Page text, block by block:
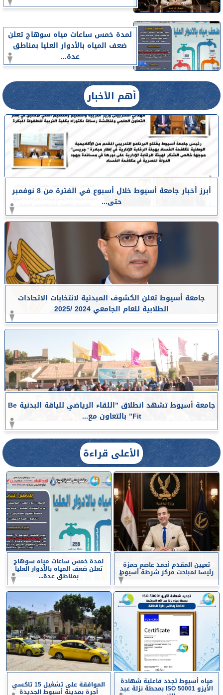
لمدة خمس ساعات مياه سوهاج تعلن
ضعف المياه بالأدوار العليا بمناطق
عدة...
أهم الأخبار
أبرز أخبار جامعة أسيوط خلال أسبوع في الفترة من 8 نوفمبر
حتى...
جامعة أسيوط تعلن الكشوف المبدئية لانتخابات الاتحادات
الطلابية للعام الجامعي 2024 /2025
جامعة أسيوط تشهد انطلاق ”اللقاء الرياضي للياقة البدنية Be
Fit” بالتعاون مع...
الأعلى قراءة
تعيين المقدم أحمد عاصم حمزة
رئيسا لمباحث مركز شرطة أسيوط
لمدة خمس ساعات مياه سوهاج
تعلن ضعف المياه بالأدوار العليا
بمناطق عدة...
مياه أسيوط تجدد فاعلية شهادة
الأيزو ISO 50001 بمحطة نزلة عبد الموافقة على تشغيل 15 تاكسي
أجرة بمدينة أسيوط الجديدة